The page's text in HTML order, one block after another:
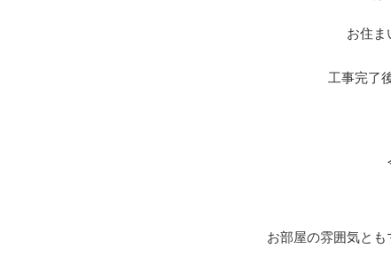
お住ま
工事完了
お部屋の雰囲気とも